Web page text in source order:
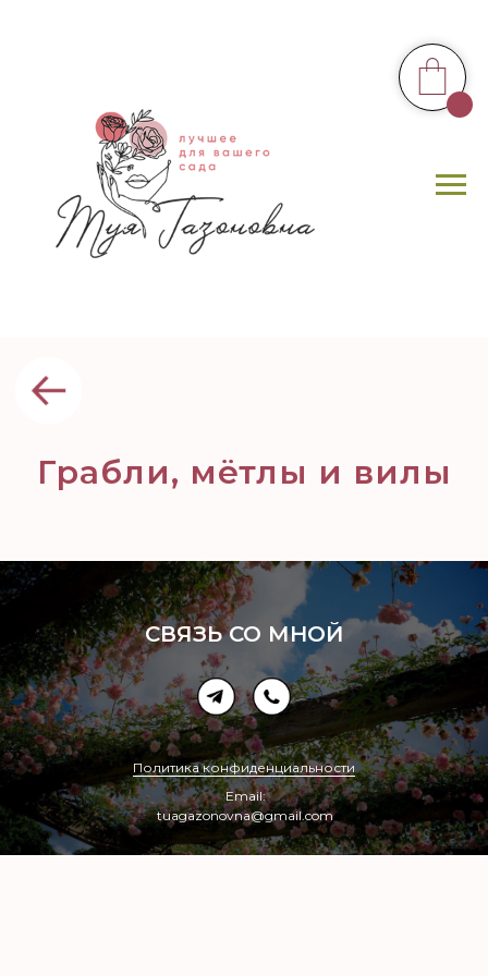
Грабли, мётлы и вилы
СВЯЗЬ СО МНОЙ
Email:
tuagazonovna@gmail.com
Политика конфиденциальности